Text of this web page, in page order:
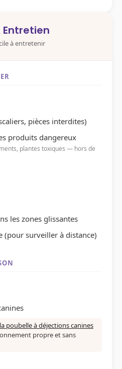
Entretien
à entretenir
pièces interdites)
produits dangereux
plantes toxiques — hors de
les zones glissantes
(pour surveiller à distance)
la poubelle à déjections canines
propre et sans